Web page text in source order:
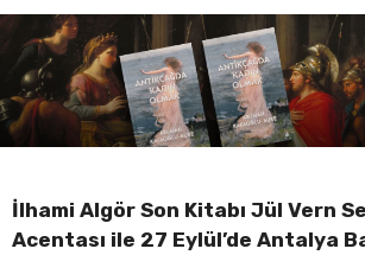
İlhami Algör Son Kitabı Jül Vern
Acentası ile 27 Eylül’de Antalya